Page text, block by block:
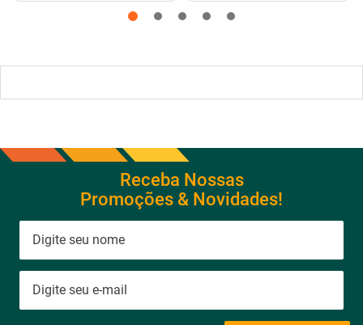
Receba Nossas
Promoções & Novidades!